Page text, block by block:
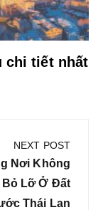
chi tiết nhất
NEXT POST
Nơi Không
Bỏ Lỡ Ở Đất
Thái Lan